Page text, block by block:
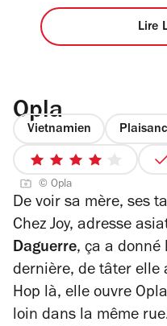
Lire
Opla
Vietnamien
4
5
étoiles
© Opla
De voir sa mère, ses
Chez Joy, adresse
Daguerre, ça a donné
dernière, de tâter elle
Hop là, elle ouvre
loin dans la même